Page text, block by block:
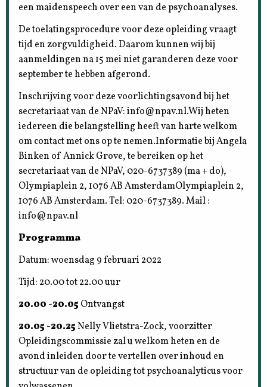
een maidenspeech over een van de psychoanalyses.
De toelatingsprocedure voor deze opleiding vraagt
tijd en zorgvuldigheid. Daarom kunnen wij bij
aanmeldingen na 15 mei niet garanderen deze voor
september te hebben afgerond.
Inschrijving voor deze voorlichtingsavond bij het
secretariaat van de NPaV: info@npav.nl.Wij heten
iedereen die belangstelling heeft van harte welkom
om contact met ons op te nemen.Informatie bij Angela
Binken of Annick Grove, te bereiken op het
secretariaat van de NPaV, 020-6737389 (ma + do),
Olympiaplein 2, 1076 AB AmsterdamOlympiaplein 2,
1076 AB Amsterdam. Tel: 020-6737389. Mail :
info@npav.nl
Programma
Datum: woensdag 9 februari 2022
Tijd: 20.00 tot 22.00 uur
20.00 -20.05 Ontvangst
20.05 -20.25Nelly Vlietstra-Zock, voorzitter
Opleidingscommissie zal u welkom heten en de
avond inleiden door te vertellen over inhoud en
structuur van de opleiding tot psychoanalyticus voor